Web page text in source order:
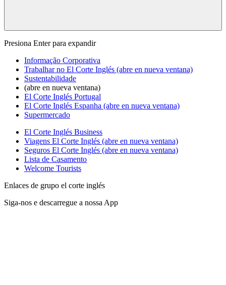
Presiona Enter para expandir
Informação Corporativa
Trabalhar no El Corte Inglés (abre en nueva ventana)
Sustentabilidade
(abre en nueva ventana)
El Corte Inglés Portugal
El Corte Inglés Espanha (abre en nueva ventana)
Supermercado
El Corte Inglés Business
Viagens El Corte Inglés (abre en nueva ventana)
Seguros El Corte Inglés (abre en nueva ventana)
Lista de Casamento
Welcome Tourists
Enlaces de grupo el corte inglés
Siga-nos e descarregue a nossa App